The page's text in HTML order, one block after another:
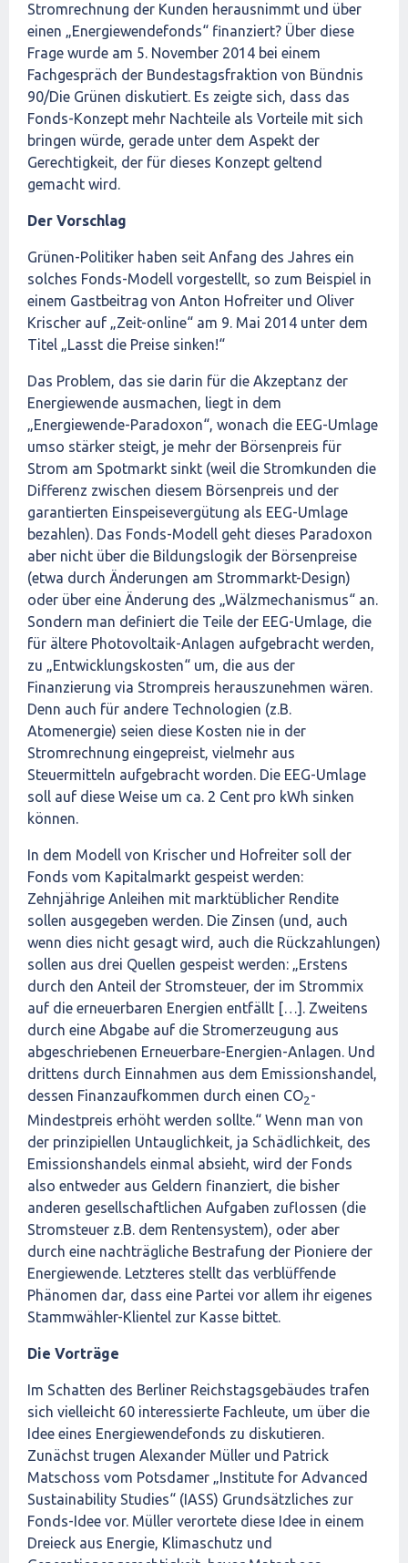
Stromrechnung der Kunden herausnimmt und über
einen „Energiewendefonds“ finanziert? Über diese
Frage wurde am 5. November 2014 bei einem
Fachgespräch der Bundestagsfraktion von Bündnis
90/Die Grünen diskutiert. Es zeigte sich, dass das
Fonds-Konzept mehr Nachteile als Vorteile mit sich
bringen würde, gerade unter dem Aspekt der
Gerechtigkeit, der für dieses Konzept geltend
gemacht wird.
Der Vorschlag
Grünen-Politiker haben seit Anfang des Jahres ein
solches Fonds-Modell vorgestellt, so zum Beispiel in
einem Gastbeitrag von Anton Hofreiter und Oliver
Krischer auf „Zeit-online“ am 9. Mai 2014 unter dem
Titel „Lasst die Preise sinken!“
Das Problem, das sie darin für die Akzeptanz der
Energiewende ausmachen, liegt in dem
„Energiewende-Paradoxon“, wonach die EEG-Umlage
umso stärker steigt, je mehr der Börsenpreis für
Strom am Spotmarkt sinkt (weil die Stromkunden die
Differenz zwischen diesem Börsenpreis und der
garantierten Einspeisevergütung als EEG-Umlage
bezahlen). Das Fonds-Modell geht dieses Paradoxon
aber nicht über die Bildungslogik der Börsenpreise
(etwa durch Änderungen am Strommarkt-Design)
oder über eine Änderung des „Wälzmechanismus“ an.
Sondern man definiert die Teile der EEG-Umlage, die
für ältere Photovoltaik-Anlagen aufgebracht werden,
zu „Entwicklungskosten“ um, die aus der
Finanzierung via Strompreis herauszunehmen wären.
Denn auch für andere Technologien (z.B.
Atomenergie) seien diese Kosten nie in der
Stromrechnung eingepreist, vielmehr aus
Steuermitteln aufgebracht worden. Die EEG-Umlage
soll auf diese Weise um ca. 2 Cent pro kWh sinken
können.
In dem Modell von Krischer und Hofreiter soll der
Fonds vom Kapitalmarkt gespeist werden:
Zehnjährige Anleihen mit marktüblicher Rendite
sollen ausgegeben werden. Die Zinsen (und, auch
wenn dies nicht gesagt wird, auch die Rückzahlungen)
sollen aus drei Quellen gespeist werden: „Erstens
durch den Anteil der Stromsteuer, der im Strommix
auf die erneuerbaren Energien entfällt […]. Zweitens
durch eine Abgabe auf die Stromerzeugung aus
abgeschriebenen Erneuerbare-Energien-Anlagen. Und
drittens durch Einnahmen aus dem Emissionshandel,
dessen Finanzaufkommen durch einen CO2-
Mindestpreis erhöht werden sollte.“ Wenn man von
der prinzipiellen Untauglichkeit, ja Schädlichkeit, des
Emissionshandels einmal absieht, wird der Fonds
also entweder aus Geldern finanziert, die bisher
anderen gesellschaftlichen Aufgaben zuflossen (die
Stromsteuer z.B. dem Rentensystem), oder aber
durch eine nachträgliche Bestrafung der Pioniere der
Energiewende. Letzteres stellt das verblüffende
Phänomen dar, dass eine Partei vor allem ihr eigenes
Stammwähler-Klientel zur Kasse bittet.
Die Vorträge
Im Schatten des Berliner Reichstagsgebäudes trafen
sich vielleicht 60 interessierte Fachleute, um über die
Idee eines Energiewendefonds zu diskutieren.
Zunächst trugen Alexander Müller und Patrick
Matschoss vom Potsdamer „Institute for Advanced
Sustainability Studies“ (IASS) Grundsätzliches zur
Fonds-Idee vor. Müller verortete diese Idee in einem
Dreieck aus Energie, Klimaschutz und